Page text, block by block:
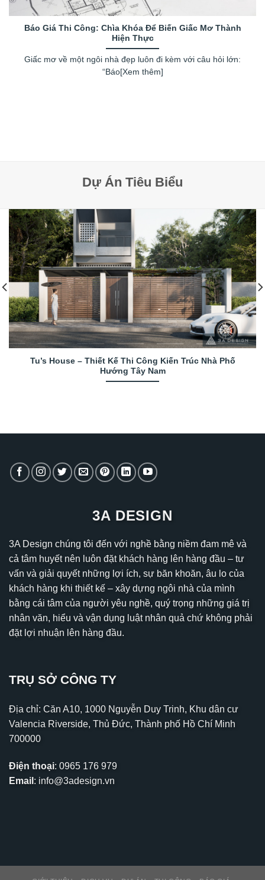
Báo Giá Thi Công: Chìa Khóa Để Biến Giấc Mơ Thành
Hiện Thực
Giấc mơ về một ngôi nhà đẹp luôn đi kèm với câu hỏi lớn:
“Báo[Xem thêm]
Dự Án Tiêu Biểu
Tu’s House – Thiết Kế Thi Công Kiến Trúc Nhà Phố
Hướng Tây Nam
3A DESIGN
3A Design chúng tôi đến với nghề bằng niềm đam mê và
cả tâm huyết nên luôn đặt khách hàng lên hàng đầu – tư
vấn và giải quyết những lợi ích, sự băn khoăn, âu lo của
khách hàng khi thiết kế – xây dựng ngôi nhà của mình
bằng cái tâm của người yêu nghề, quý trọng những giá trị
nhân văn, hiểu và vận dụng luật nhân quả chứ không phải
đặt lợi nhuận lên hàng đầu.
TRỤ SỞ CÔNG TY
Địa chỉ: Căn A10, 1000 Nguyễn Duy Trinh, Khu dân cư
Valencia Riverside, Thủ Đức, Thành phố Hồ Chí Minh
700000
Điện thoại: 0965 176 979
Email : info@3adesign.vn